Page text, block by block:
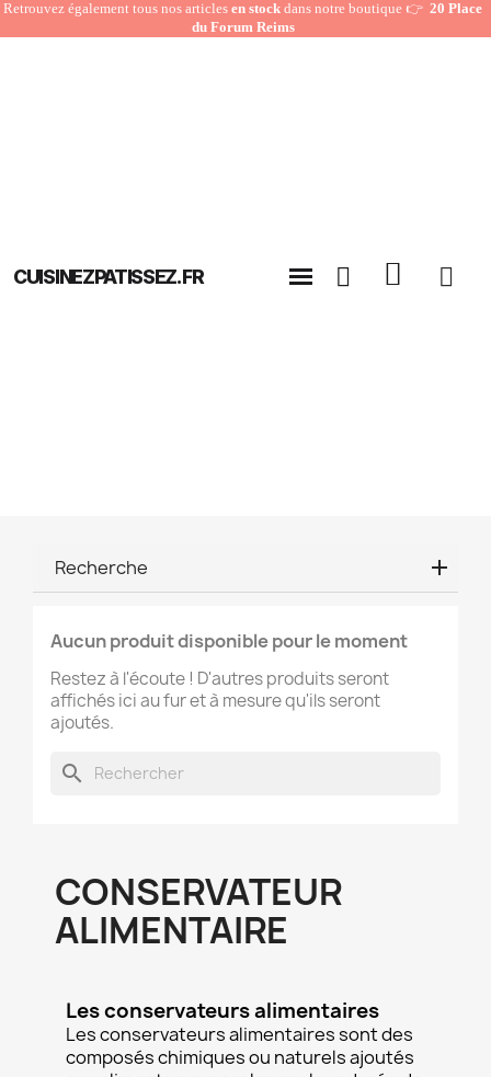
Retrouvez également tous nos articles en stock dans notre boutique 👉20 Place
du Forum Reims
CUISINEZPATISSEZ.FR
Recherche
CONSERVATEUR
ALIMENTAIRE
Les conservateurs alimentaires
Les conservateurs alimentaires sont des
composés chimiques ou naturels ajoutés
Aucun produit disponible pour le moment
Restez à l'écoute ! D'autres produits seront
affichés ici au fur et à mesure qu'ils seront
ajoutés.
search